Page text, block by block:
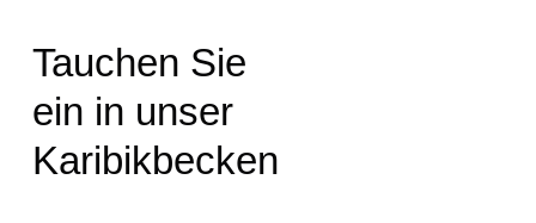
Tauchen Sie
ein in unser
Karibikbecken